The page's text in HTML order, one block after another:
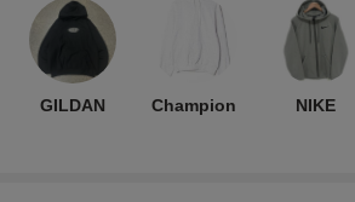
GILDAN Champion NIKE